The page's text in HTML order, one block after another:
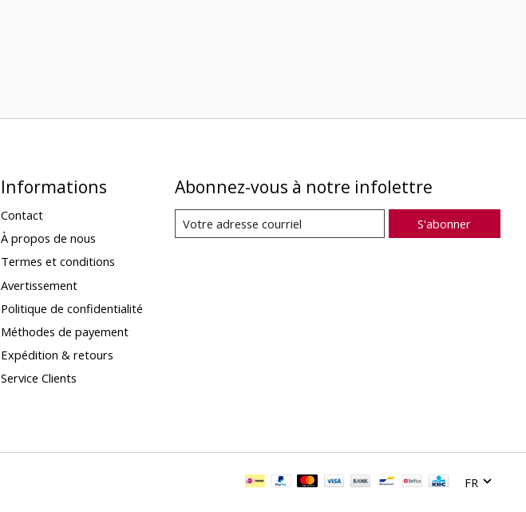
Informations
Contact
À propos de nous
Termes et conditions
Avertissement
Politique de confidentialité
Méthodes de payement
Expédition & retours
Service Clients
Abonnez-vous à notre infolettre
S'abonner
FR